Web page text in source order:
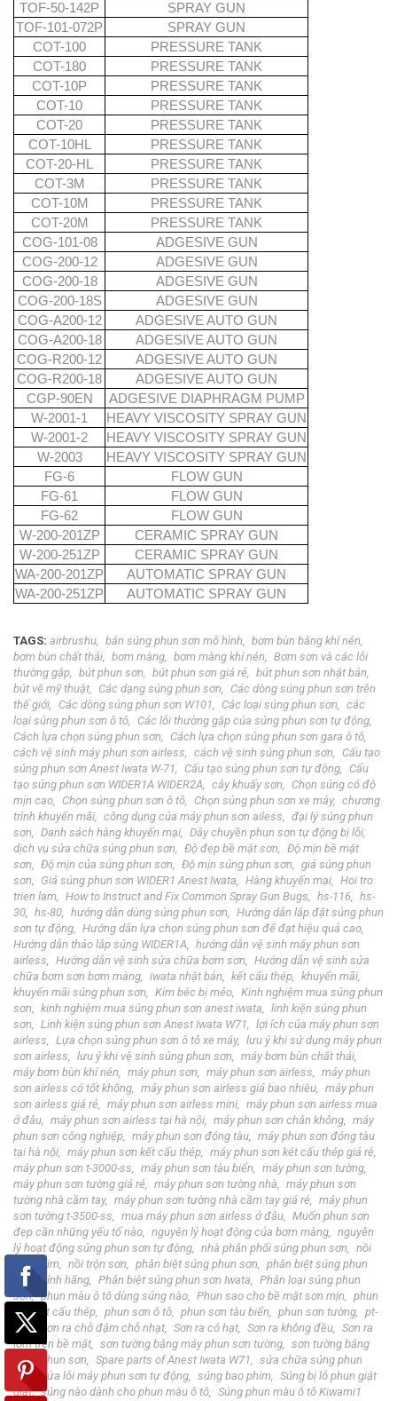
TOF-50-142P
SPRAY GUN
TOF-101-072P
SPRAY GUN
COT-100
PRESSURE TANK
COT-180
PRESSURE TANK
COT-10P
PRESSURE TANK
COT-10
PRESSURE TANK
COT-20
PRESSURE TANK
COT-10HL
PRESSURE TANK
COT-20-HL
PRESSURE TANK
COT-3M
PRESSURE TANK
COT-10M
PRESSURE TANK
COT-20M
PRESSURE TANK
COG-101-08
ADGESIVE GUN
COG-200-12
ADGESIVE GUN
COG-200-18
ADGESIVE GUN
COG-200-18S
ADGESIVE GUN
COG-A200-12
ADGESIVE AUTO GUN
COG-A200-18
ADGESIVE AUTO GUN
COG-R200-12
ADGESIVE AUTO GUN
COG-R200-18
ADGESIVE AUTO GUN
CGP-90EN
ADGESIVE DIAPHRAGM PUMP
W-2001-1
HEAVY VISCOSITY SPRAY GUN
W-2001-2
HEAVY VISCOSITY SPRAY GUN
W-2003
HEAVY VISCOSITY SPRAY GUN
FG-6
FLOW GUN
FG-61
FLOW GUN
FG-62
FLOW GUN
W-200-201ZP
CERAMIC SPRAY GUN
W-200-251ZP
CERAMIC SPRAY GUN
WA-200-201ZP
AUTOMATIC SPRAY GUN
WA-200-251ZP
AUTOMATIC SPRAY GUN
TAGS: airbrushu bán súng phun sơn mô hình
bơm bùn bằng khí nén
bơm bùn chất thải
bơm màng bơm màng khí nén
Bơm sơn và các lỗi
thường gặp
bút phun sơn bút phun sơn giá rẻ
bút phun sơn nhật bản
bút vẽ mỹ thuật
Các dạng súng phun sơn
Các dòng súng phun sơn trên
thế giới
Các dòng súng phun sơn W101 Các loại súng phun sơn
các
loại súng phun sơn ô tô
Các lỗi thường gặp của súng phun sơn tự động
Cách lựa chọn súng phun sơn
Cách lựa chọn súng phun sơn gara ô tô
cách vệ sinh máy phun sơn airless
cách vệ sinh súng phun sơn
Cấu tạo
súng phun sơn Anest Iwata W-71
Cấu tạo súng phun sơn tự động
Cấu
tạo súng phun sơn WIDER1A WIDER2A
cây khuấy sơn
Chọn súng có độ
mịn cao
Chọn súng phun sơn ô tô Chọn súng phun sơn xe máy
chương
trình khuyến mãi
công dụng của máy phun sơn ailess
đại lý súng phun
sơn
Danh sách hàng khuyến mại
Dây chuyền phun sơn tự động bị lỗi
dịch vụ sửa chữa súng phun sơn
Độ đẹp bề mặt sơn
Độ mịn bề mặt
sơn
Độ mịn của súng phun sơn Độ mịn súng phun sơn
giá súng phun
sơn
Giá súng phun sơn WIDER1 Anest Iwata Hàng khuyến mại
Hoi tro
trien lam
How to Instruct and Fix Common Spray Gun Bugs hs-116
hs-
30
hs-80 hướng dẫn dùng súng phun sơn
Hướng dẫn lắp đặt súng phun
sơn tự động
Hướng dẫn lựa chọn súng phun sơn để đạt hiệu quả cao
Hướng dẫn tháo lắp súng WIDER1A
hướng dẫn vệ sinh máy phun sơn
airless
Hướng dẫn vệ sinh sửa chữa bơm sơn
Hướng dẫn vệ sinh sửa
chữa bơm sơn bơm màng
iwata nhật bản kết cấu thép
khuyến mãi
khuyến mãi súng phun sơn
Kim béc bị méo
Kinh nghiệm mua súng phun
sơn
kinh nghiệm mua súng phun sơn anest iwata
linh kiện súng phun
sơn
Linh kiện súng phun sơn Anest Iwata W71
lợi ích của máy phun sơn
airless
Lựa chọn súng phun sơn ô tô xe máy
lưu ý khi sử dụng máy phun
sơn airless
lưu ý khi vệ sinh súng phun sơn
máy bơm bùn chất thải
máy bơm bùn khí nén
máy phun sơn máy phun sơn airless
máy phun
sơn airless có tốt không
máy phun sơn airless giá bao nhiêu
máy phun
sơn airless giá rẻ
máy phun sơn airless mini
máy phun sơn airless mua
ở đâu
máy phun sơn airless tại hà nội máy phun sơn chân không
máy
phun sơn công nghiệp
máy phun sơn đóng tàu
máy phun sơn đóng tàu
tại hà nội
máy phun sơn kết cấu thép
máy phun sơn két cấu thép giá rẻ
máy phun sơn t-3000-ss
máy phun sơn tàu biển
máy phun sơn tường
máy phun sơn tường giá rẻ
máy phun sơn tường nhà
máy phun sơn
tường nhà cầm tay
máy phun sơn tường nhà cầm tay giá rẻ
máy phun
sơn tường t-3500-ss
mua máy phun sơn airless ở đâu
Muốn phun sơn
đẹp cần những yếu tố nào
nguyên lý hoạt động của bơm màng
nguyên
lý hoạt động súng phun sơn tự động
nhà phân phối súng phun sơn
nồi
bao phim
nồi trộn sơn phân biệt súng phun sơn
phân biệt súng phun
sơn chính hãng
Phân biệt súng phun sơn Iwata
Phân loại súng phun
sơn
phun màu ô tô dùng súng nào Phun sao cho bề mặt sơn mịn
phun
sơn kết cấu thép
phun sơn ô tô phun sơn tàu biển phun sơn tường
pt-
990
Sơn ra chỗ đậm chỗ nhạt Sơn ra có hạt Sơn ra không đều
Sơn ra
lõm trên bề mặt
sơn tường bằng máy phun sơn tường
sơn tường bằng
súng phun sơn
Spare parts of Anest Iwata W71
sửa chữa súng phun
sơn
Sửa lỗi máy phun sơn tự động súng bao phim
Súng bị lỗ phun giật
giật
súng nào dành cho phun màu ô tô Súng phun màu ô tô Kiwami1